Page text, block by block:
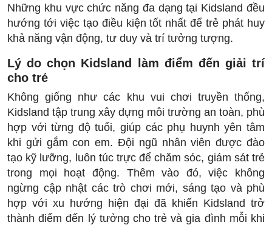
Những khu vực chức năng đa dạng tại Kidsland đều
hướng tới việc tạo điều kiện tốt nhất để trẻ phát huy
khả năng vận động, tư duy và trí tưởng tượng.
Lý do chọn Kidsland làm điểm đến giải trí
cho trẻ
Không giống như các khu vui chơi truyền thống,
Kidsland tập trung xây dựng môi trường an toàn, phù
hợp với từng độ tuổi, giúp các phụ huynh yên tâm
khi gửi gắm con em. Đội ngũ nhân viên được đào
tạo kỹ lưỡng, luôn túc trực để chăm sóc, giám sát trẻ
trong mọi hoạt động. Thêm vào đó, việc không
ngừng cập nhật các trò chơi mới, sáng tạo và phù
hợp với xu hướng hiện đại đã khiến Kidsland trở
thành điểm đến lý tưởng cho trẻ và gia đình mỗi khi